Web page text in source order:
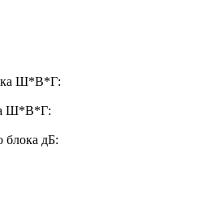
Ш*В*Г:
Ш*В*Г:
блока дБ: